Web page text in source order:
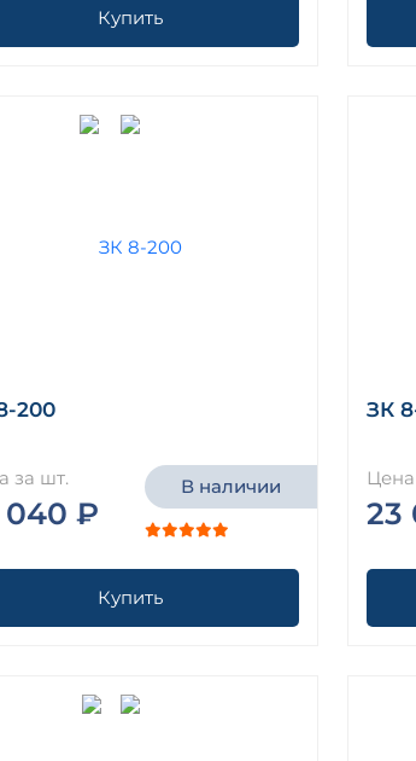
Купить
200
за шт.
040 ₽
В наличии
Купить
ЗК
23